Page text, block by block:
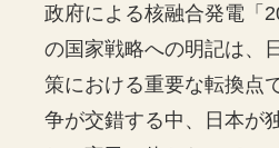
政府による核融合発電「
の国家戦略への明記は、
策における重要な転換点
争が交錯する中、日本が